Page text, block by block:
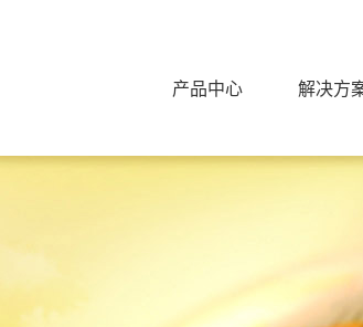
产品中心 解决方